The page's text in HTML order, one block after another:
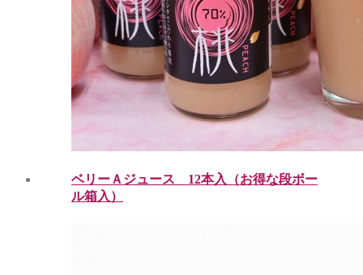
ベリーＡジュース 12本入（お得な段ボー
ル箱入）